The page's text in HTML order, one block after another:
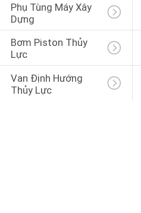
Phụ Tùng Máy Xây
Dựng
Bơm Piston Thủy
Lực
Van Định Hướng
Thủy Lực